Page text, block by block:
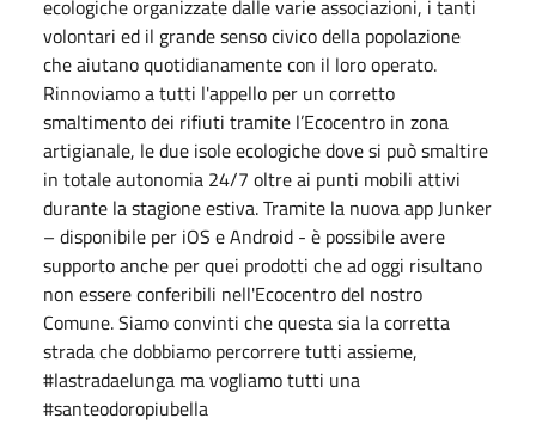
ecologiche organizzate dalle varie associazioni, i tanti
volontari ed il grande senso civico della popolazione
che aiutano quotidianamente con il loro operato.
Rinnoviamo a tutti l'appello per un corretto
smaltimento dei rifiuti tramite l’Ecocentro in zona
artigianale, le due isole ecologiche dove si può smaltire
in totale autonomia 24/7 oltre ai punti mobili attivi
durante la stagione estiva. Tramite la nuova app Junker
– disponibile per iOS e Android - è possibile avere
supporto anche per quei prodotti che ad oggi risultano
non essere conferibili nell'Ecocentro del nostro
Comune. Siamo convinti che questa sia la corretta
strada che dobbiamo percorrere tutti assieme,
#lastradaelunga ma vogliamo tutti una
#santeodoropiubella